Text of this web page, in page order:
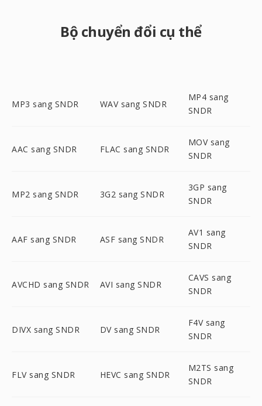
Bộ chuyển đổi cụ thể
MP3 sang SNDR WAV sang SNDR
MP4 sang
SNDR
AAC sang SNDR FLAC sang SNDR
MOV sang
SNDR
MP2 sang SNDR 3G2 sang SNDR
3GP sang
SNDR
AAF sang SNDR ASF sang SNDR
AV1 sang
SNDR
AVCHD sang SNDR AVI sang SNDR
CAVS sang
SNDR
DIVX sang SNDR DV sang SNDR
F4V sang
SNDR
FLV sang SNDR HEVC sang SNDR
M2TS sang
SNDR